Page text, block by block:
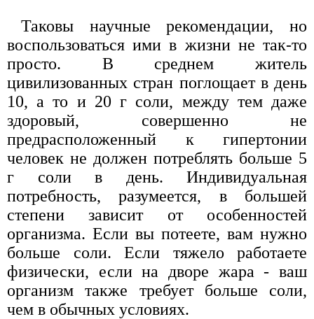
Таковы научные рекомендации, но
воспользоваться ими в жизни не так-то
просто. В среднем житель
цивилизованных стран поглощает в день
10, а то и 20 г соли, между тем даже
здоровый, совершенно не
предрасположенный к гипертонии
человек не должен потреблять больше 5
г соли в день. Индивидуальная
потребность, разумеется, в большей
степени зависит от особенностей
организма. Если вы потеете, вам нужно
больше соли. Если тяжело работаете
физически, если на дворе жара - ваш
организм также требует больше соли,
чем в обычных условиях.